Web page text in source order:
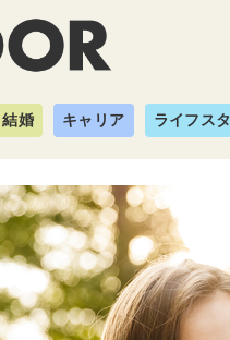
結婚 キャリア ライフス